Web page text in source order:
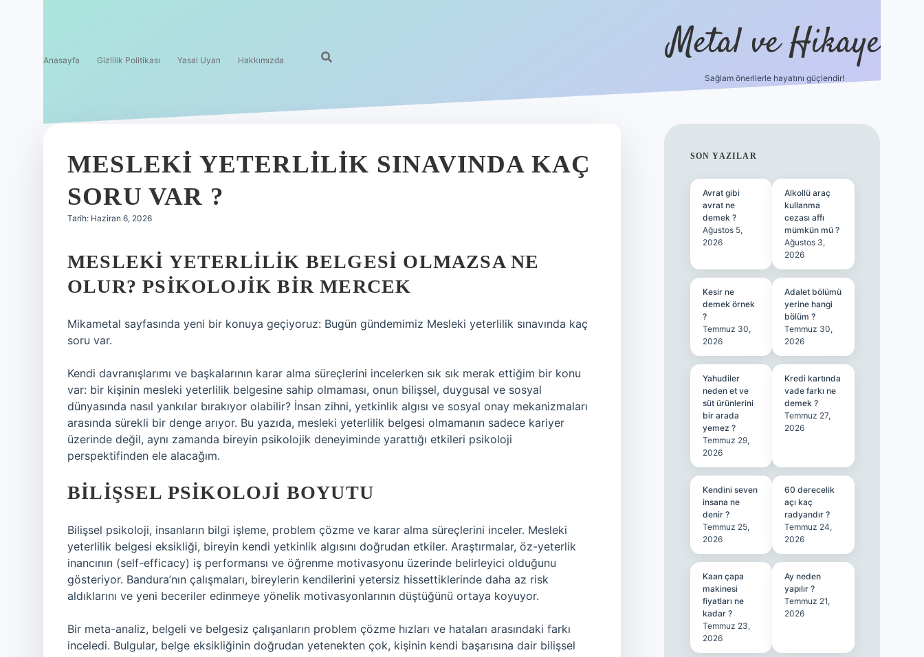
Anasayfa Gizlilik Politikası Yasal Uyarı Hakkımızda Metal ve Hikaye
Sağlam önerilerle hayatını güçlendir!
MESLEKI YETERLILIK SINAVINDA KAÇ
SORU VAR ?
Tarih: Haziran 6, 2026
MESLEKI YETERLILIK BELGESI OLMAZSA NE
OLUR? PSIKOLOJIK BIR MERCEK
Mikametal sayfasında yeni bir konuya geçiyoruz: Bugün gündemimiz Mesleki yeterlilik sınavında kaç
soru var.
Kendi davranışlarımı ve başkalarının karar alma süreçlerini incelerken sık sık merak ettiğim bir konu
var: bir kişinin mesleki yeterlilik belgesine sahip olmaması, onun bilişsel, duygusal ve sosyal
dünyasında nasıl yankılar bırakıyor olabilir? İnsan zihni, yetkinlik algısı ve sosyal onay mekanizmaları
arasında sürekli bir denge arıyor. Bu yazıda, mesleki yeterlilik belgesi olmamanın sadece kariyer
üzerinde değil, aynı zamanda bireyin psikolojik deneyiminde yarattığı etkileri psikoloji
perspektifinden ele alacağım.
BILIŞSEL PSIKOLOJI BOYUTU
Bilişsel psikoloji, insanların bilgi işleme, problem çözme ve karar alma süreçlerini inceler. Mesleki
yeterlilik belgesi eksikliği, bireyin kendi yetkinlik algısını doğrudan etkiler. Araştırmalar, öz-yeterlik
inancının (self-efficacy) iş performansı ve öğrenme motivasyonu üzerinde belirleyici olduğunu
gösteriyor. Bandura’nın çalışmaları, bireylerin kendilerini yetersiz hissettiklerinde daha az risk
aldıklarını ve yeni beceriler edinmeye yönelik motivasyonlarının düştüğünü ortaya koyuyor.
Bir meta-analiz, belgeli ve belgesiz çalışanların problem çözme hızları ve hataları arasındaki farkı
inceledi. Bulgular, belge eksikliğinin doğrudan yetenekten çok, kişinin kendi başarısına dair bilişsel
SIDEBAR
SON YAZILAR
Avrat gibi
avrat ne
demek ?
Ağustos 5,
2026
Alkollü araç
kullanma
cezası affı
mümkün mü ?
Ağustos 3,
2026
Kesir ne
demek örnek
?
Temmuz 30,
2026
Adalet bölümü
yerine hangi
bölüm ?
Temmuz 30,
2026
Yahudiler
neden et ve
süt ürünlerini
bir arada
yemez ?
Temmuz 29,
2026
Kredi kartında
vade farkı ne
demek ?
Temmuz 27,
2026
Kendini seven
insana ne
denir ?
Temmuz 25,
2026
60 derecelik
açı kaç
radyandır ?
Temmuz 24,
2026
Kaan çapa
makinesi
fiyatları ne
kadar ?
Temmuz 23,
2026
Ay neden
yapılır ?
Temmuz 21,
2026
https://betci.co/famecasino güncel giriş vdcasino güncel giriş